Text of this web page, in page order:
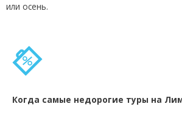
или осень.
Когда самые недорогие туры на